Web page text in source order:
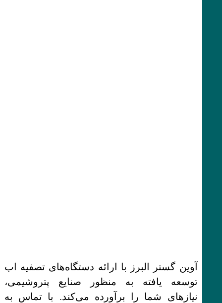
آوین گستر البرز با ارائه دستگاه‌های تصفیه اب
توسعه یافته به منظور صنایع پتروشیمی،
نیازهای شما را برآورده می‌کند. با تماس به